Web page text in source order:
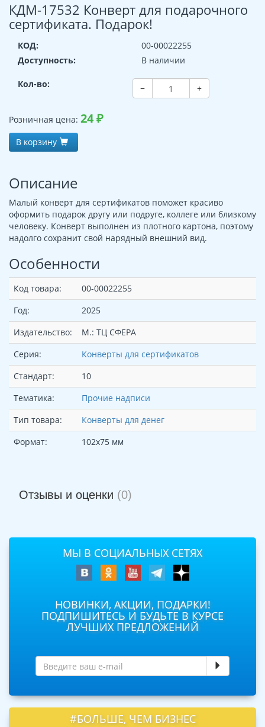
КДМ-17532 Конверт для подарочного
сертификата. Подарок!
КОД:
00-00022255
Доступность:
В наличии
Кол-во: − +
Розничная цена: 24₽
В корзину
Описание
Малый конверт для сертификатов поможет красиво
оформить подарок другу или подруге, коллеге или близкому
человеку. Конверт выполнен из плотного картона, поэтому
надолго сохранит свой нарядный внешний вид.
Особенности
Код товара:
00-00022255
Год:
2025
Издательство:
М.: ТЦ СФЕРА
Серия:
Конверты для сертификатов
Стандарт:
10
Тематика:
Прочие надписи
Тип товара:
Конверты для денег
Формат:
102х75 мм
Отзывы и оценки (0)
МЫ В СОЦИАЛЬНЫХ СЕТЯХ
НОВИНКИ, АКЦИИ, ПОДАРКИ!
ПОДПИШИТЕСЬ И БУДЬТЕ В КУРСЕ
ЛУЧШИХ ПРЕДЛОЖЕНИЙ
#БОЛЬШЕ, ЧЕМ БИЗНЕС